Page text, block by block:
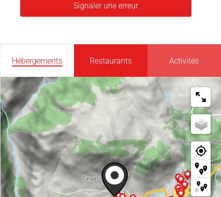
Signaler une erreur
Hébergements Restaurants Activités